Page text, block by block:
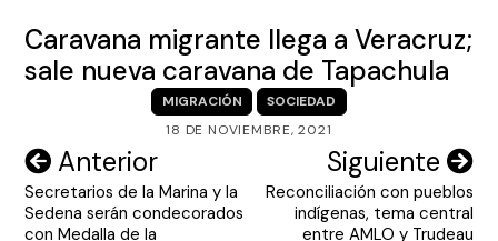
Caravana migrante llega a Veracruz;
sale nueva caravana de Tapachula
MIGRACIÓN
SOCIEDAD
18 DE NOVIEMBRE, 2021
Navegación
de
Anterior
Secretarios de la Marina y la
Sedena serán condecorados
con Medalla de la
Siguiente
Reconciliación con pueblos
indígenas, tema central
entre AMLO y Trudeau